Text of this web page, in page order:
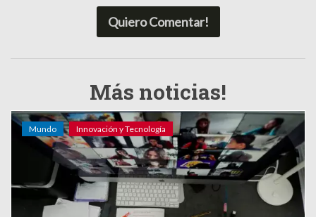
Quiero Comentar!
Más noticias!
Mundo Innovación y Tecnología